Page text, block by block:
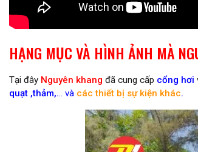
HẠNG MỤC VÀ HÌNH ẢNH MÀ
Tại đây Nguyên khang đã cung cấp cổng hơi
quạt ,thảm,. .. và các thiết bị sự kiện khác.